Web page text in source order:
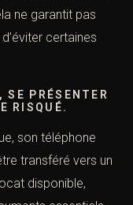
pour
si une
une disponibilité,
permet
SE
PEUT ÊTRE